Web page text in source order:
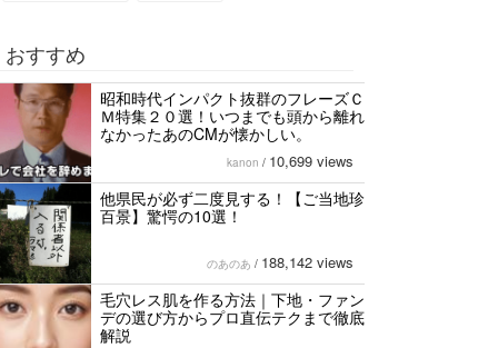
おすすめ
昭和時代インパクト抜群のフレーズＣ
Ｍ特集２０選！いつまでも頭から離れ
なかったあのCMが懐かしい。
kanon / 10,699 views
他県民が必ず二度見する！【ご当地珍
百景】驚愕の10選！
のあのあ / 188,142 views
毛穴レス肌を作る方法｜下地・ファン
デの選び方からプロ直伝テクまで徹底
解説